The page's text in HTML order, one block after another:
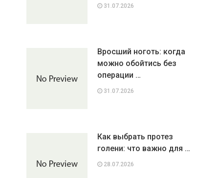
31.07.2026
Вросший ноготь: когда
можно обойтись без
операции …
31.07.2026
Как выбрать протез
голени: что важно для …
28.07.2026